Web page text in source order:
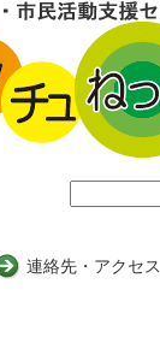
to navigation
索
連絡先・アクセス